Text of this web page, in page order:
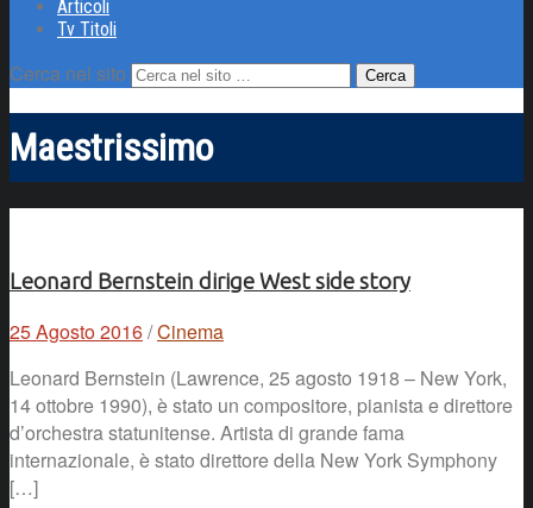
Articoli
Tv Titoli
Cerca nel sito
Maestrissimo
Leonard Bernstein dirige West side story
25 Agosto 2016/Cinema
Leonard Bernstein (Lawrence, 25 agosto 1918 – New York,
14 ottobre 1990), è stato un compositore, pianista e direttore
d’orchestra statunitense. Artista di grande fama
internazionale, è stato direttore della New York Symphony
[…]